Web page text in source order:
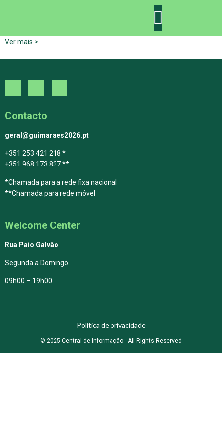
Ver mais >
Contacto
geral@guimaraes2026.pt
+351 253 421 218 *
+351 968 173 837 **
*Chamada para a rede fixa nacional
**Chamada para rede móvel
Welcome Center
Rua Paio Galvão
Segunda a Domingo
09h00 – 19h00
Política de privacidade
© 2025 Central de Informação - All Rights Reserved